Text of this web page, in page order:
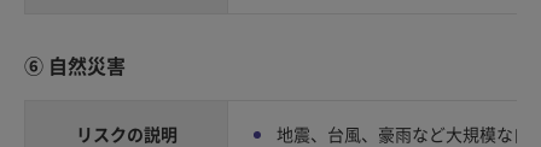
⑥ 自然災害
リスクの説明 地震、台風、豪雨など大規模な自